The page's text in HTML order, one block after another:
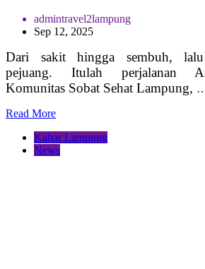
admintravel2lampung
Sep 12, 2025
Dari sakit hingga sembuh,
pejuang. Itulah perjalanan
Komunitas Sobat Sehat Lampung,
Read More
Kabar Lampung
News